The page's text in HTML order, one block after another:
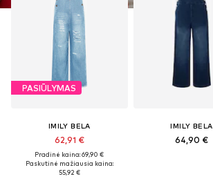
PASIŪLYMAS
IMILY BELA
62,91 €
Pradinė kaina: 69,90 €
Paskutinė mažiausia kaina:
55,92 €
IMILY BELA
64,90 €